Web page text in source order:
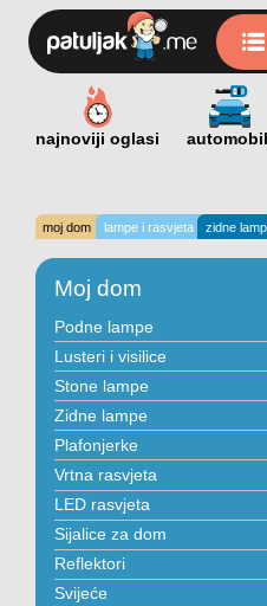
moj dom lampe i rasvjeta zidne
Moj dom
Podne lampe
Lusteri i visilice
Stone lampe
Zidne lampe
Plafonjerke
Vrtna rasvjeta
LED rasvjeta
Sijalice za dom
Reflektori
Svijeće